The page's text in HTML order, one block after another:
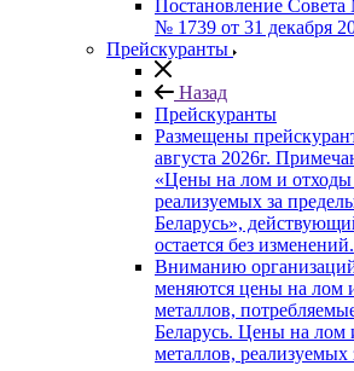
Постановление
№ 1739 от 31 декабря
Прейскуранты
Назад
Прейскуранты
Размещены
августа 2026г.
«Цены на лом и отходы
реализуемых за
Беларусь»,
остается без изменений.
Вниманию
меняются цены на лом
металлов,
Беларусь. Цены на лом
металлов,